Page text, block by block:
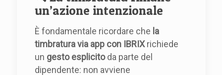
un’azione intenzionale
È fondamentale ricordare che la
timbratura via app con IBRIXrichiede
un gesto esplicitoda parte del
dipendente: non avviene